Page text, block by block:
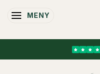
ÄNDRA NAVIGERING
MENY